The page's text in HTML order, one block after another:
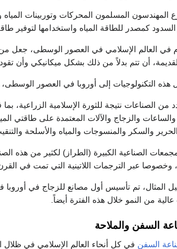
المهندسون المسلمون المحركات وتوربينات
كمصدر للطاقة المياه واستخدامها لتوفير
في العالم الإسلامي في العصور الوسطى، جعل
أن تتم بدلاً من ذلك بشكل ميكانيكي وأن
هذه التكنولوجيات إلى أوروبا في العصور الوسطى،
من الصناعات نتيجة للثورة الإسلامية الزراعية،
والساعات والزجاج والآلات المعتمدة على طاقتي
والسكر والمنسوجات والمياه والأسلحة
الصناعية الكبيرة (الطراز) لكثير من
عبر الترجمات اللاتينية التي تمت في
المثال، تم تأسيس أول مصانع للزجاج في
من النمو خلال هذه الفترة أيضاً.
السفن والملاحة
السفن في كل أنحاء العالم الإسلامي في ظلال